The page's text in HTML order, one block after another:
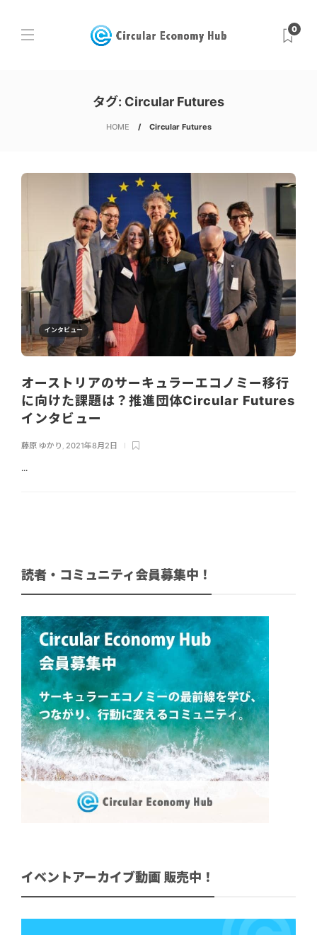
0
タグ: Circular Futures
HOME Circular Futures
インタビュー
オーストリアのサーキュラーエコノミー移行
に向けた課題は？推進団体Circular Futures
インタビュー
藤原 ゆかり 2021年8月2日
...
読者・コミュニティ会員募集中！
イベントアーカイブ動画 販売中！